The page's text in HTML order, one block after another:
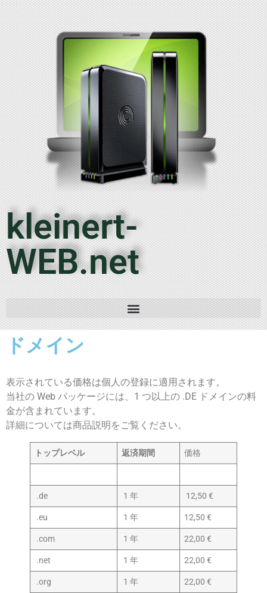
kleinert-
WEB.net
ドメイン
表示されている価格は個人の登録に適用されます。
当社の Web パッケージには、1 つ以上の .DE ドメインの料
金が含まれています。
詳細については商品説明をご覧ください。
トップレベル 返済期間 価格
.de 1 年 12,50 €
.eu 1 年 12,50 €
.com 1 年 22,00 €
.net 1 年 22,00 €
.org 1 年 22,00 €